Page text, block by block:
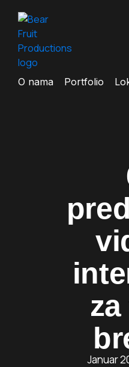
O nama Portfolio
Januar